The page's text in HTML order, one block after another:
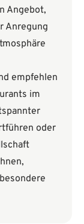
Angebot,
Anregung
empfehlen
im
oder